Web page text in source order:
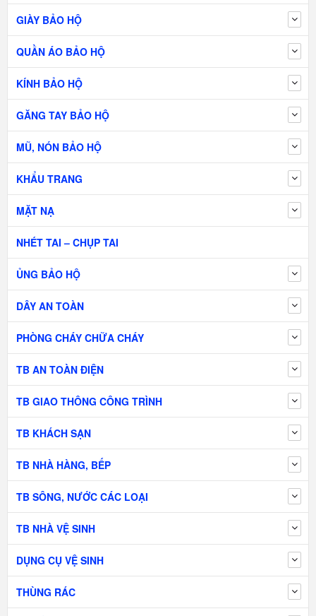
GIÀY BẢO HỘ
QUẦN ÁO BẢO HỘ
KÍNH BẢO HỘ
GĂNG TAY BẢO HỘ
MŨ, NÓN BẢO HỘ
KHẨU TRANG
MẶT NẠ
NHÉT TAI – CHỤP TAI
ỦNG BẢO HỘ
DÂY AN TOÀN
PHÒNG CHÁY CHỮA CHÁY
TB AN TOÀN ĐIỆN
TB GIAO THÔNG CÔNG TRÌNH
TB KHÁCH SẠN
TB NHÀ HÀNG, BẾP
TB SÔNG, NƯỚC CÁC LOẠI
TB NHÀ VỆ SINH
DỤNG CỤ VỆ SINH
THÙNG RÁC